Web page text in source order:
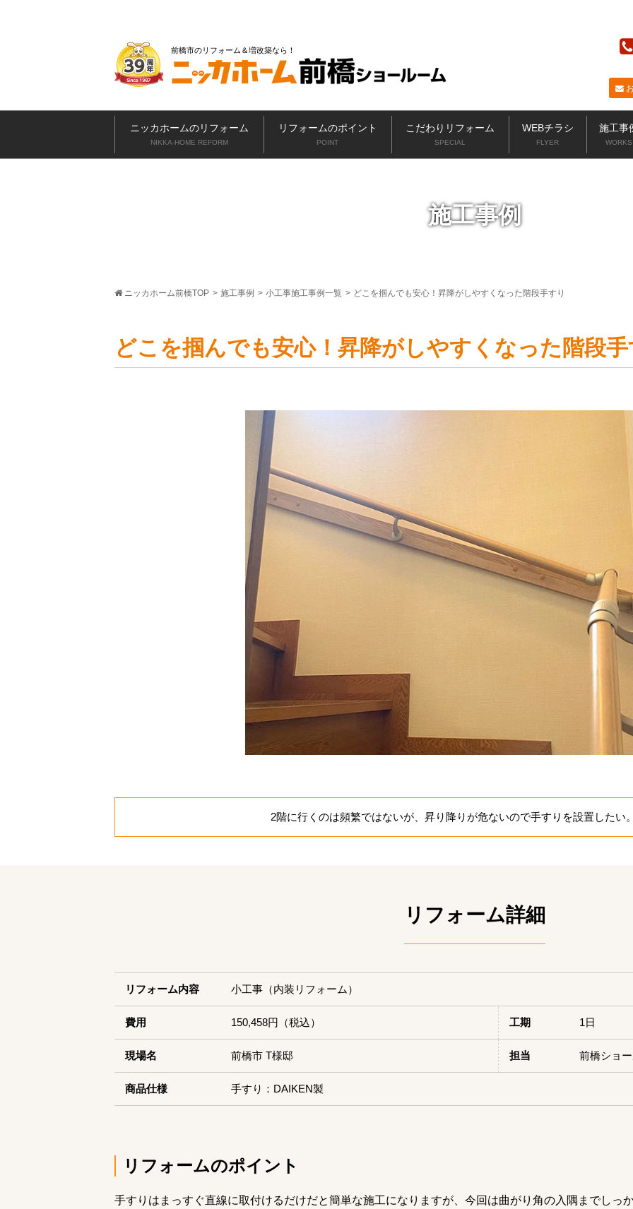
前橋市のリフォーム＆増改築なら
ニッカホームのリフォーム
NIKKA-HOME REFORM
リフォームのポイント
POINT
こだわりリフォーム
SPECIAL
WEBチラシ
FLYER
施工事
WORKS
施工事例
ニッカホーム前橋TOP > 施工事例 > 小工事施工事例一覧 > どこを掴んでも安心！昇降がしやすくなった階段手すり
どこを掴んでも安心！昇降がしやすくなった階段
2階に行くのは頻繁ではないが、昇り降りが危ないので手すりを設置したい
リフォーム詳細
リフォーム内容 小工事（内装リフォーム）
費用 150,458円（税込） 工期 1日
現場名 前橋市 T様邸 担当 前橋ショ
商品仕様 手すり：DAIKEN製
リフォームのポイント
手すりはまっすぐ直線に取付けるだけだと簡単な施工になりますが、今回は曲がり角の入隅までしっ